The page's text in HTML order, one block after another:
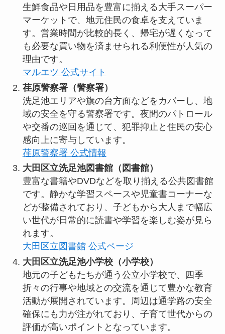
生鮮食品や日用品を豊富に揃える大手スーパー
マーケットで、地元住民の食卓を支えていま
す。営業時間が比較的長く、帰宅が遅くなって
も必要な買い物を済ませられる利便性が人気の
理由です。
マルエツ 公式サイト
荏原警察署（警察署）
洗足池エリアや旗の台方面などをカバーし、地
域の安全を守る警察署です。夜間のパトロール
や交番の巡回を通じて、犯罪抑止と住民の安心
感向上に寄与しています。
荏原警察署 公式情報
大田区立洗足池図書館（図書館）
豊富な書籍やDVDなどを取り揃える公共図書館
です。静かな学習スペースや児童書コーナーな
どが整備されており、子どもから大人まで幅広
い世代が日常的に読書や学習を楽しむ姿が見ら
れます。
大田区立図書館 公式ページ
大田区立洗足池小学校（小学校）
地元の子どもたちが通う公立小学校で、四季
折々の行事や地域との交流を通じて豊かな教育
活動が展開されています。周辺は通学路の安全
確保にも力が注がれており、子育て世代からの
評価が高いポイントとなっています。